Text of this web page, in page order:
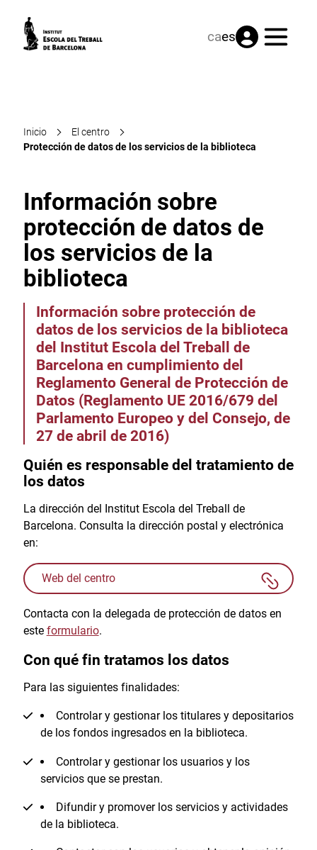
caes Menú
Inicio
El centro
Protección de datos de los servicios de la biblioteca
Información sobre
protección de datos de
los servicios de la
biblioteca
Información sobre protección de
datos de los servicios de la biblioteca
del Institut Escola del Treball de
Barcelona en cumplimiento del
Reglamento General de Protección de
Datos (Reglamento UE 2016/679 del
Parlamento Europeo y del Consejo, de
27 de abril de 2016)
Quién es responsable del tratamiento de
los datos
La dirección del Institut Escola del Treball de
Barcelona. Consulta la dirección postal y electrónica
en:
Web del centro
Contacta con la delegada de protección de datos en
este formulario.
Con qué fin tratamos los datos
Para las siguientes finalidades:
Controlar y gestionar los titulares y depositarios
de los fondos ingresados en la biblioteca.
Controlar y gestionar los usuarios y los
servicios que se prestan.
Difundir y promover los servicios y actividades
de la biblioteca.